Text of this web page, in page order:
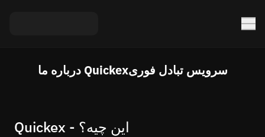
درباره ما Quickexسرویس تبادل فوری
Quickex - این چیه؟